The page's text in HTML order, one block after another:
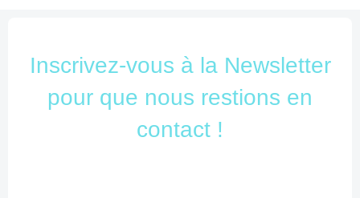
Inscrivez-vous à la Newsletter
pour que nous restions en
contact !